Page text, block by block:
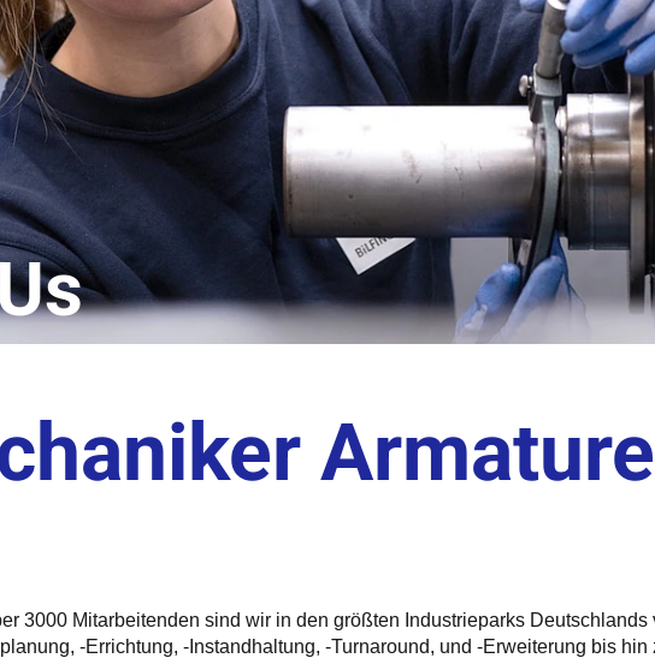
3000 Mitarbeitenden sind wir in den größten Industrieparks
-Errichtung, -Instandhaltung, -Turnaround, und -Erweiterung bis